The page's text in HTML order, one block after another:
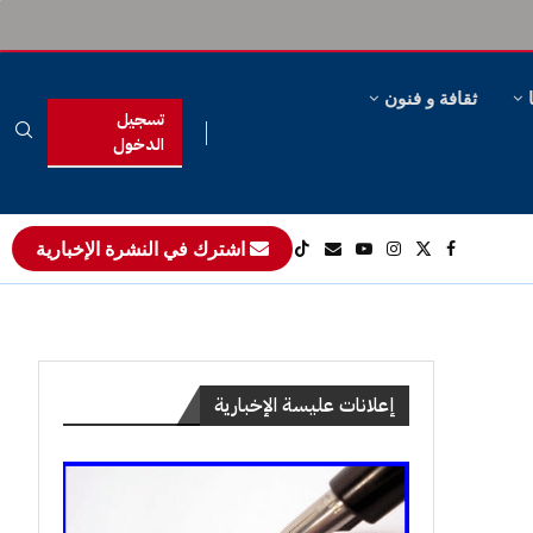
ثقافة و فنون
تسجيل
الدخول
اشترك في النشرة الإخبارية
إعلانات عليسة الإخبارية